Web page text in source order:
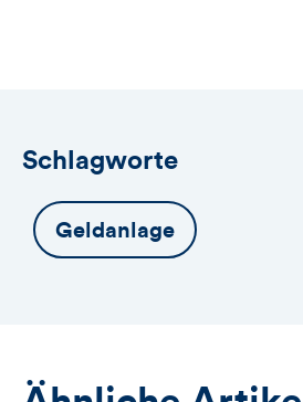
Schlagworte
Geldanlage